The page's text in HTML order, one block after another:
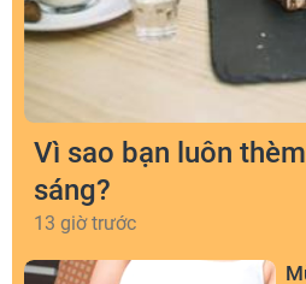
Vì sao bạn luôn
sáng?
13 giờ trước